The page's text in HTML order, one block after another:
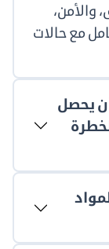
والأمن،
مع حالات
يحصل